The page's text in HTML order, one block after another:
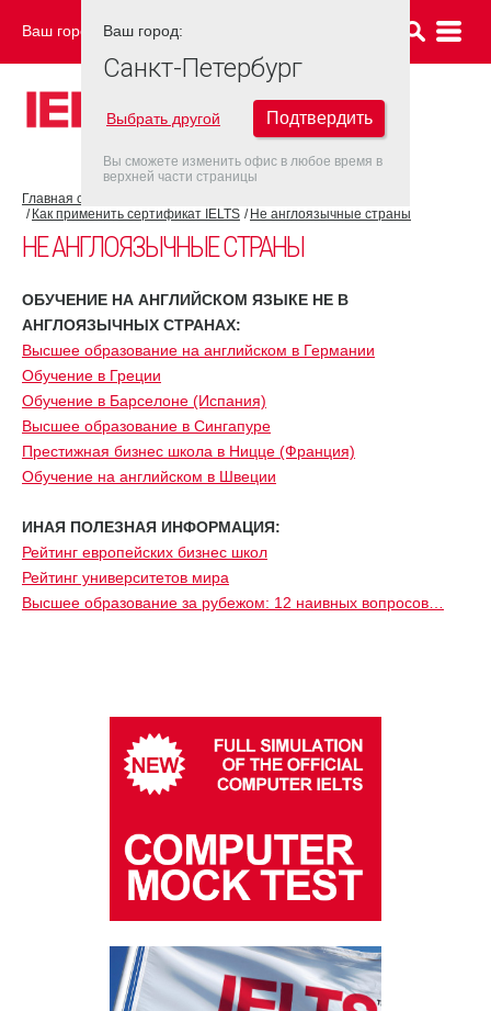
Ваш город: САНКТ-ПЕТЕРБУРГ
Главная страница
Как применить сертификат IELTS
Не англоязычные страны
НЕ АНГЛОЯЗЫЧНЫЕ СТРАНЫ
ОБУЧЕНИЕ НА АНГЛИЙСКОМ ЯЗЫКЕ НЕ В
АНГЛОЯЗЫЧНЫХ СТРАНАХ:
Высшее образование на английском в Германии
Обучение в Греции
Обучение в Барселоне (Испания)
Высшее образование в Сингапуре
Престижная бизнес школа в Ницце (Франция)
Обучение на английском в Швеции
ИНАЯ ПОЛЕЗНАЯ ИНФОРМАЦИЯ:
Рейтинг европейских бизнес школ
Рейтинг университетов мира
Высшее образование за рубежом: 12 наивных вопросов…
Ваш город:
Санкт-Петербург
Выбрать другой Подтвердить
Вы сможете изменить офис в любое время в
верхней части страницы